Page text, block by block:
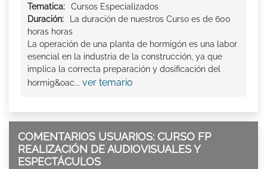
Tematica:
Cursos Especializados
Duración:
La duración de nuestros Curso es de 600
horas horas
La operación de una planta de hormigón es una labor
esencial en la industria de la construcción, ya que
implica la correcta preparación y dosificación del
hormig&oac... ver temario
COMENTARIOS USUARIOS: CURSO FP
REALIZACIÓN DE AUDIOVISUALES Y
ESPECTÁCULOS